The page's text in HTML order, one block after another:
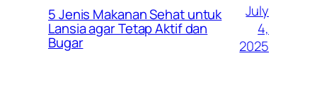
5 Jenis Makanan Sehat untuk
Lansia agar Tetap Aktif dan
Bugar
July
4,
2025